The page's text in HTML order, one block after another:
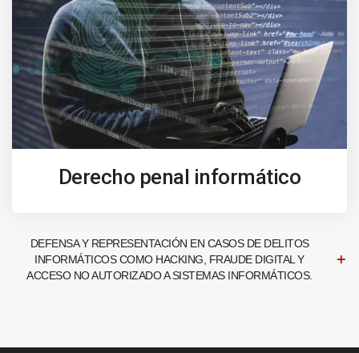
Derecho penal informático
DEFENSA Y REPRESENTACIÓN EN CASOS DE DELITOS
INFORMÁTICOS COMO HACKING, FRAUDE DIGITAL Y
ACCESO NO AUTORIZADO A SISTEMAS INFORMÁTICOS.